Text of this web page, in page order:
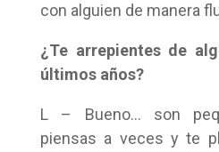
con alguien de manera
¿Te arrepientes de
últimos años?
L – Bueno… son
piensas a veces y te